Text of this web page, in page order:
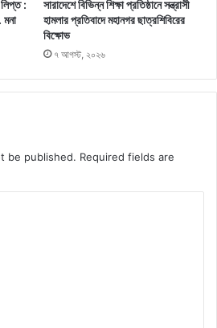
লিপ্ত :
মনা
সারাদেশে বিভিন্ন শিক্ষা প্রতিষ্ঠানে সন্ত্রাসী
হামলার প্রতিবাদে মহানগর ছাত্রশিবিরের
বিক্ষোভ
৭ আগস্ট, ২০২৬
be published. Required fields are